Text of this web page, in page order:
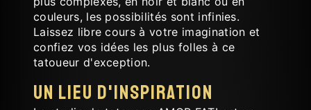
couleurs, les possibilités sont infinies.
Laissez libre cours à votre imagination et
confiez vos idées les plus folles à ce
tatoueur d'exception.
Un lieu d'inspiration